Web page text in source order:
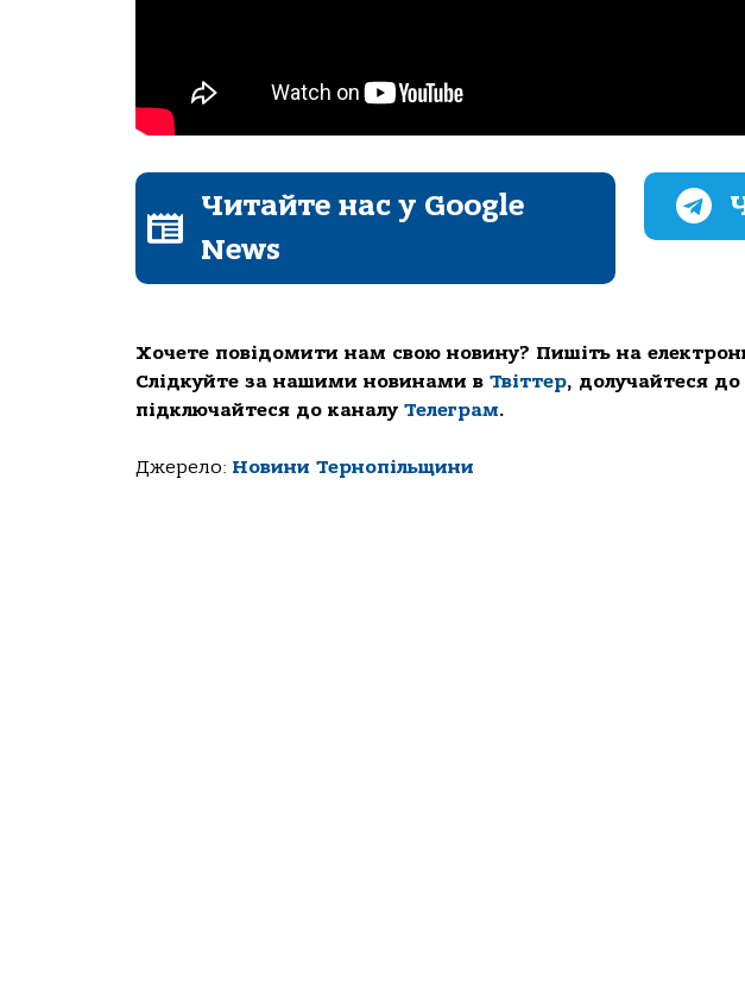
Читайте нас у Google
News
Хочете повідомити нам свою новину? Пишіть на
Слідкуйте за нашими новинами в Твіттер, долучайтеся до
підключайтеся до каналу Телеграм.
Джерело: Новини Тернопільщини